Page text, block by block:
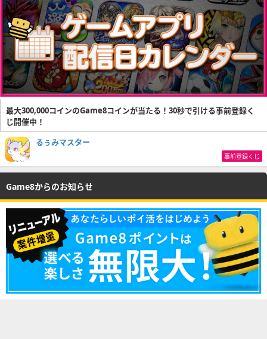
最大300,000コインのGame8コインが当たる！30秒で引ける事前登録く
じ開催中！
るぅみマスター
事前登録くじ
Game8からのお知らせ